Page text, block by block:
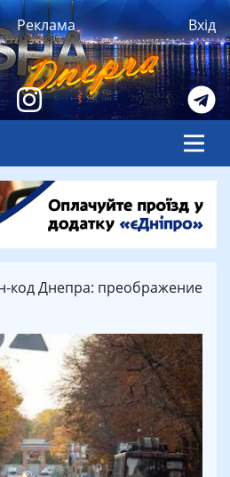
Реклама Вхід
код Днепра: преображение